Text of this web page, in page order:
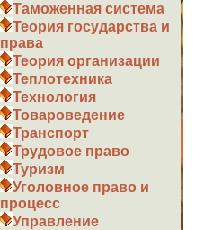
Таможенная система
Теория государства и
права
Теория организации
Теплотехника
Технология
Товароведение
Транспорт
Трудовое право
Туризм
Уголовное право и
процесс
Управление